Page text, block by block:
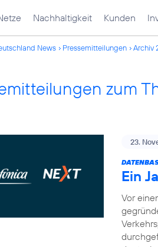
Nachhaltigkeit Kunden
News Pressemitteilungen Archiv
zum
23.
Ein
Vor